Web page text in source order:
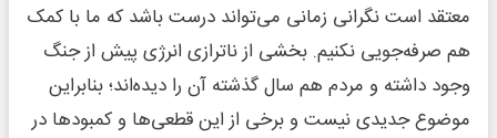
معتقد است نگرانی زمانی می‌تواند درست باشد که ما با کمک
هم صرفه‌جویی نکنیم. بخشی از ناترازی انرژی پیش از جنگ
وجود داشته و مردم هم سال گذشته آن را دیده‌اند؛ بنابراین
موضوع جدیدی نیست و برخی از این قطعی‌ها و کمبودها در